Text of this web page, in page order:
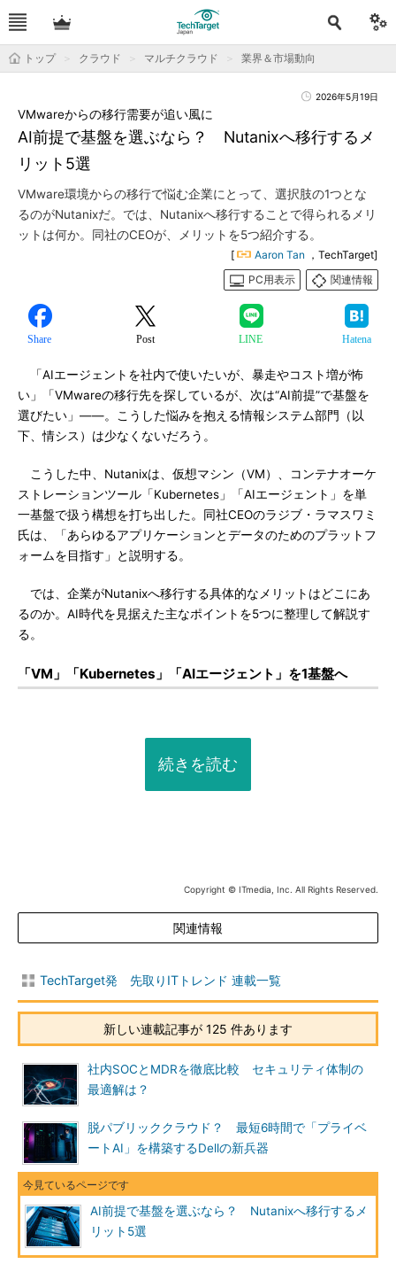
トップ クラウド マルチクラウド 業界＆市場動向
2026年5月19日
AI前提で基盤を選ぶなら？ Nutanixへ移行するメ
リット5選
VMwareからの移行需要が追い風に
VMware環境からの移行で悩む企業にとって、選択肢の1つとな
るのがNutanixだ。では、Nutanixへ移行することで得られるメリ
ットは何か。同社のCEOが、メリットを5つ紹介する。
[ Aaron Tan ，TechTarget]
PC用表示
関連情報
Share Post LINE Hatena
「AIエージェントを社内で使いたいが、暴走やコスト増が怖
い」「VMwareの移行先を探しているが、次は“AI前提”で基盤を
選びたい」――。こうした悩みを抱える情報システム部門（以
下、情シス）は少なくないだろう。
こうした中、Nutanixは、仮想マシン（VM）、コンテナオーケ
ストレーションツール「Kubernetes」「AIエージェント」を単
一基盤で扱う構想を打ち出した。同社CEOのラジブ・ラマスワミ
氏は、「あらゆるアプリケーションとデータのためのプラットフ
ォームを目指す」と説明する。
では、企業がNutanixへ移行する具体的なメリットはどこにあ
るのか。AI時代を見据えた主なポイントを5つに整理して解説す
る。
「VM」「Kubernetes」「AIエージェント」を1基盤へ
続きを読む
Copyright © ITmedia, Inc. All Rights Reserved.
関連情報
TechTarget発 先取りITトレンド 連載一覧
新しい連載記事が 125 件あります
社内SOCとMDRを徹底比較 セキュリティ体制の
最適解は？
脱パブリッククラウド？ 最短6時間で「プライベ
ートAI」を構築するDellの新兵器
AI前提で基盤を選ぶなら？ Nutanixへ移行するメ
リット5選